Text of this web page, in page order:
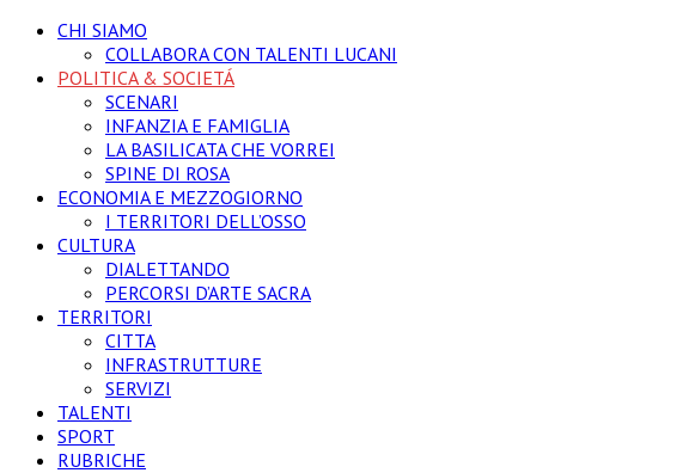
CHI SIAMO
COLLABORA CON TALENTI LUCANI
POLITICA & SOCIETÁ
SCENARI
INFANZIA E FAMIGLIA
LA BASILICATA CHE VORREI
SPINE DI ROSA
ECONOMIA E MEZZOGIORNO
I TERRITORI DELL’OSSO
CULTURA
DIALETTANDO
PERCORSI D’ARTE SACRA
TERRITORI
CITTA
INFRASTRUTTURE
SERVIZI
TALENTI
SPORT
RUBRICHE